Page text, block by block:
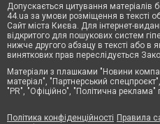
Допускається цитування матеріалів
44.ua за умови розміщення в тексті
Сайт міста Києва. Для інтернет-
відкритого для пошукових систем
нижче другого абзацу в тексті або в
виняткових прав переслідується
Матеріали з плашками "Новини
матеріал", "Партнерський
"PR", "Офіційно", "Політична
Політика конфіденційності Правила